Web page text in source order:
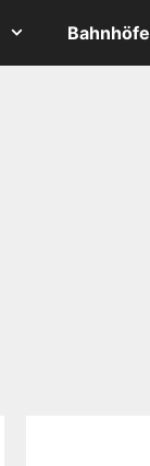
Bahnhöfe